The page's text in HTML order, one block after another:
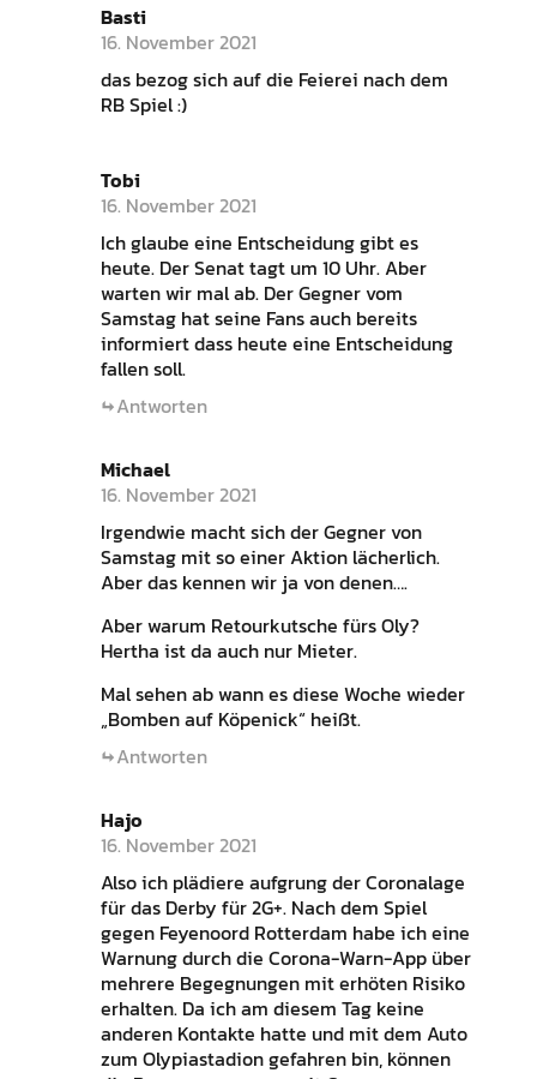
Basti
16. November 2021
das bezog sich auf die Feierei nach dem
RB Spiel :)
Tobi
16. November 2021
Ich glaube eine Entscheidung gibt es
heute. Der Senat tagt um 10 Uhr. Aber
warten wir mal ab. Der Gegner vom
Samstag hat seine Fans auch bereits
informiert dass heute eine Entscheidung
fallen soll.
Antworten
Michael
16. November 2021
Irgendwie macht sich der Gegner von
Samstag mit so einer Aktion lächerlich.
Aber das kennen wir ja von denen….
Aber warum Retourkutsche fürs Oly?
Hertha ist da auch nur Mieter.
Mal sehen ab wann es diese Woche wieder
„Bomben auf Köpenick“ heißt.
Antworten
Hajo
16. November 2021
Also ich plädiere aufgrung der Coronalage
für das Derby für 2G+. Nach dem Spiel
gegen Feyenoord Rotterdam habe ich eine
Warnung durch die Corona-Warn-App über
mehrere Begegnungen mit erhöten Risiko
erhalten. Da ich am diesem Tag keine
anderen Kontakte hatte und mit dem Auto
zum Olypiastadion gefahren bin, können